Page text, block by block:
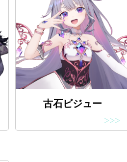
古石ビジュー
>>>